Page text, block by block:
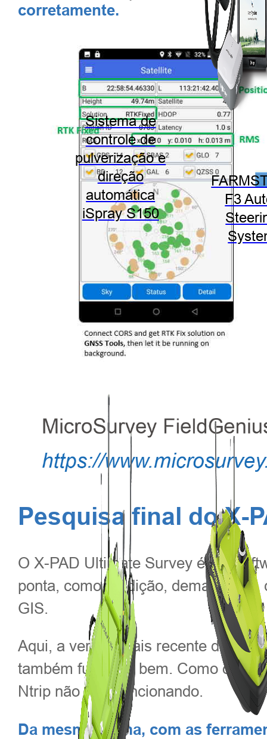
Sistema de
controle de
pulverização e
direção
automática
iSpray S150
F3
corretamente.
Pesquisa final do X-
O X-PAD Ultimate Survey é um
ponta, como medição,
GIS.
Aqui, a versão mais recente do X-
também funciona bem. Como o
Ntrip não está funcionando.
Da mesma forma, com as